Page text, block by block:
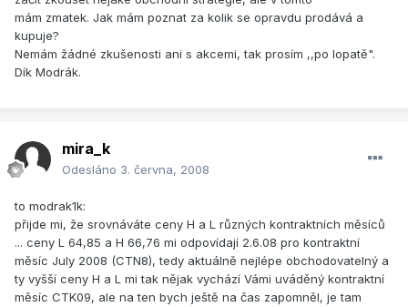
mám zmatek. Jak mám poznat za kolik se opravdu prodává a
kupuje?
Nemám žádné zkušenosti ani s akcemi, tak prosím ,,po lopatě".
Dík Modrák.
mira_k
Odesláno 3. června, 2008
to modrak1k:
přijde mi, že srovnáváte ceny H a L různých kontraktních měsíců
... ceny L 64,85 a H 66,76 mi odpovídají 2.6.08 pro kontraktní
měsíc July 2008 (CTN8), tedy aktuálně nejlépe obchodovatelný a
ty vyšší ceny H a L mi tak nějak vychází Vámi uváděný kontraktní
měsíc CTK09, ale na ten bych ještě na čas zapomněl, je tam